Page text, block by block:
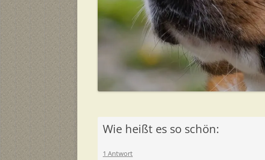
Wie heißt es so schön:
1 Antwort